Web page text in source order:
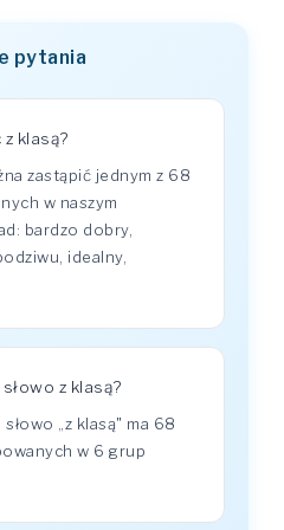
pytania
klasą?
zastąpić jednym z 68
w naszym
bardzo dobry,
idealny,
z klasą?
„z klasą" ma 68
w 6 grup